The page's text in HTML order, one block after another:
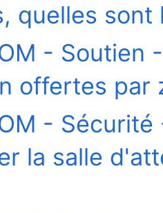
quelles sont
- Soutien
offertes par
-
la salle